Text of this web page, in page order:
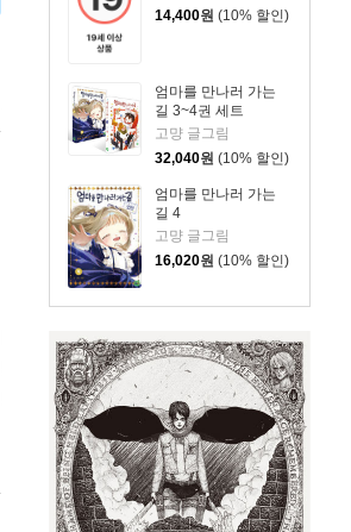
14,400원 (10% 할인)
엄마를 만나러 가는
길 3~4권 세트
고먕 글그림
32,040원 (10% 할인)
엄마를 만나러 가는
길 4
고먕 글그림
16,020원 (10% 할인)